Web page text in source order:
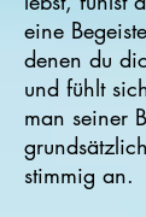
eine
denen du
und fühlt
man seiner
stimmig an.